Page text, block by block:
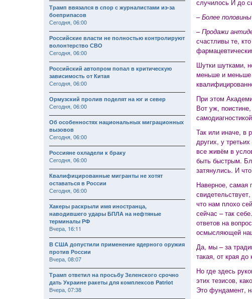
случилось И до
–Более
–Продажи
счастливы те,
Шутки шутками,
меньше и меньше
При этом
Вот уж,
Так или иначе, в
других, у
все живём в
быть быстрым.
затянулись. И
Наверное, самая
что нам плохо
сейчас – так
ответов на
осмысляющей
Да, мы – за
такая, от края
Но где здесь
этих тезисов,
Это фундамент,
Трамп ввязался в спор с журналистами из-за
боеприпасов
Сегодня, 06:00
Российские власти не полностью контролируют
волонтерство СВО
Сегодня, 06:00
Российский автопром попал в критическую
зависимость от Китая
Сегодня, 06:00
Ормузский пролив поделят на юг и север
Сегодня, 06:00
Об особенностях национальных миграционных
вызовов
Сегодня, 06:00
Россияне охладели к браку
Сегодня, 06:00
Квалифицированные мигранты не хотят
оставаться в России
Сегодня, 06:00
Хакеры раскрыли имя иностранца,
наводившего удары БПЛА на нефтяные
терминалы РФ
Вчера, 16:11
В США допустили применение ядерного оружия
против России
Вчера, 08:07
Трамп ответил на просьбу Зеленского срочно
дать Украине ракеты для комплексов Patriot
Вчера, 07:38